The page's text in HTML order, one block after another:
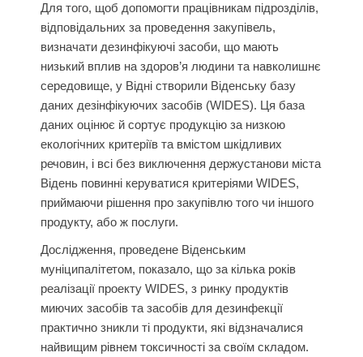
Для того, щоб допомогти працівникам підрозділів,
відповідальних за проведення закупівель,
визначати дезинфікуючі засоби, що мають
низький вплив на здоров’я людини та навколишнє
середовище, у Відні створили Віденську базу
даних дезінфікуючих засобів (WIDES). Ця база
даних оцінює й сортує продукцію за низкою
екологічних критеріїв та вмістом шкідливих
речовин, і всі без виключення держустанови міста
Відень повинні керуватися критеріями WIDES,
приймаючи рішення про закупівлю того чи іншого
продукту, або ж послуги.
Дослідження, проведене Віденським
муніципалітетом, показало, що за кілька років
реалізації проекту WIDES, з ринку продуктів
миючих засобів та засобів для дезинфекції
практично зникли ті продукти, які відзначалися
найвищим рівнем токсичності за своїм складом.